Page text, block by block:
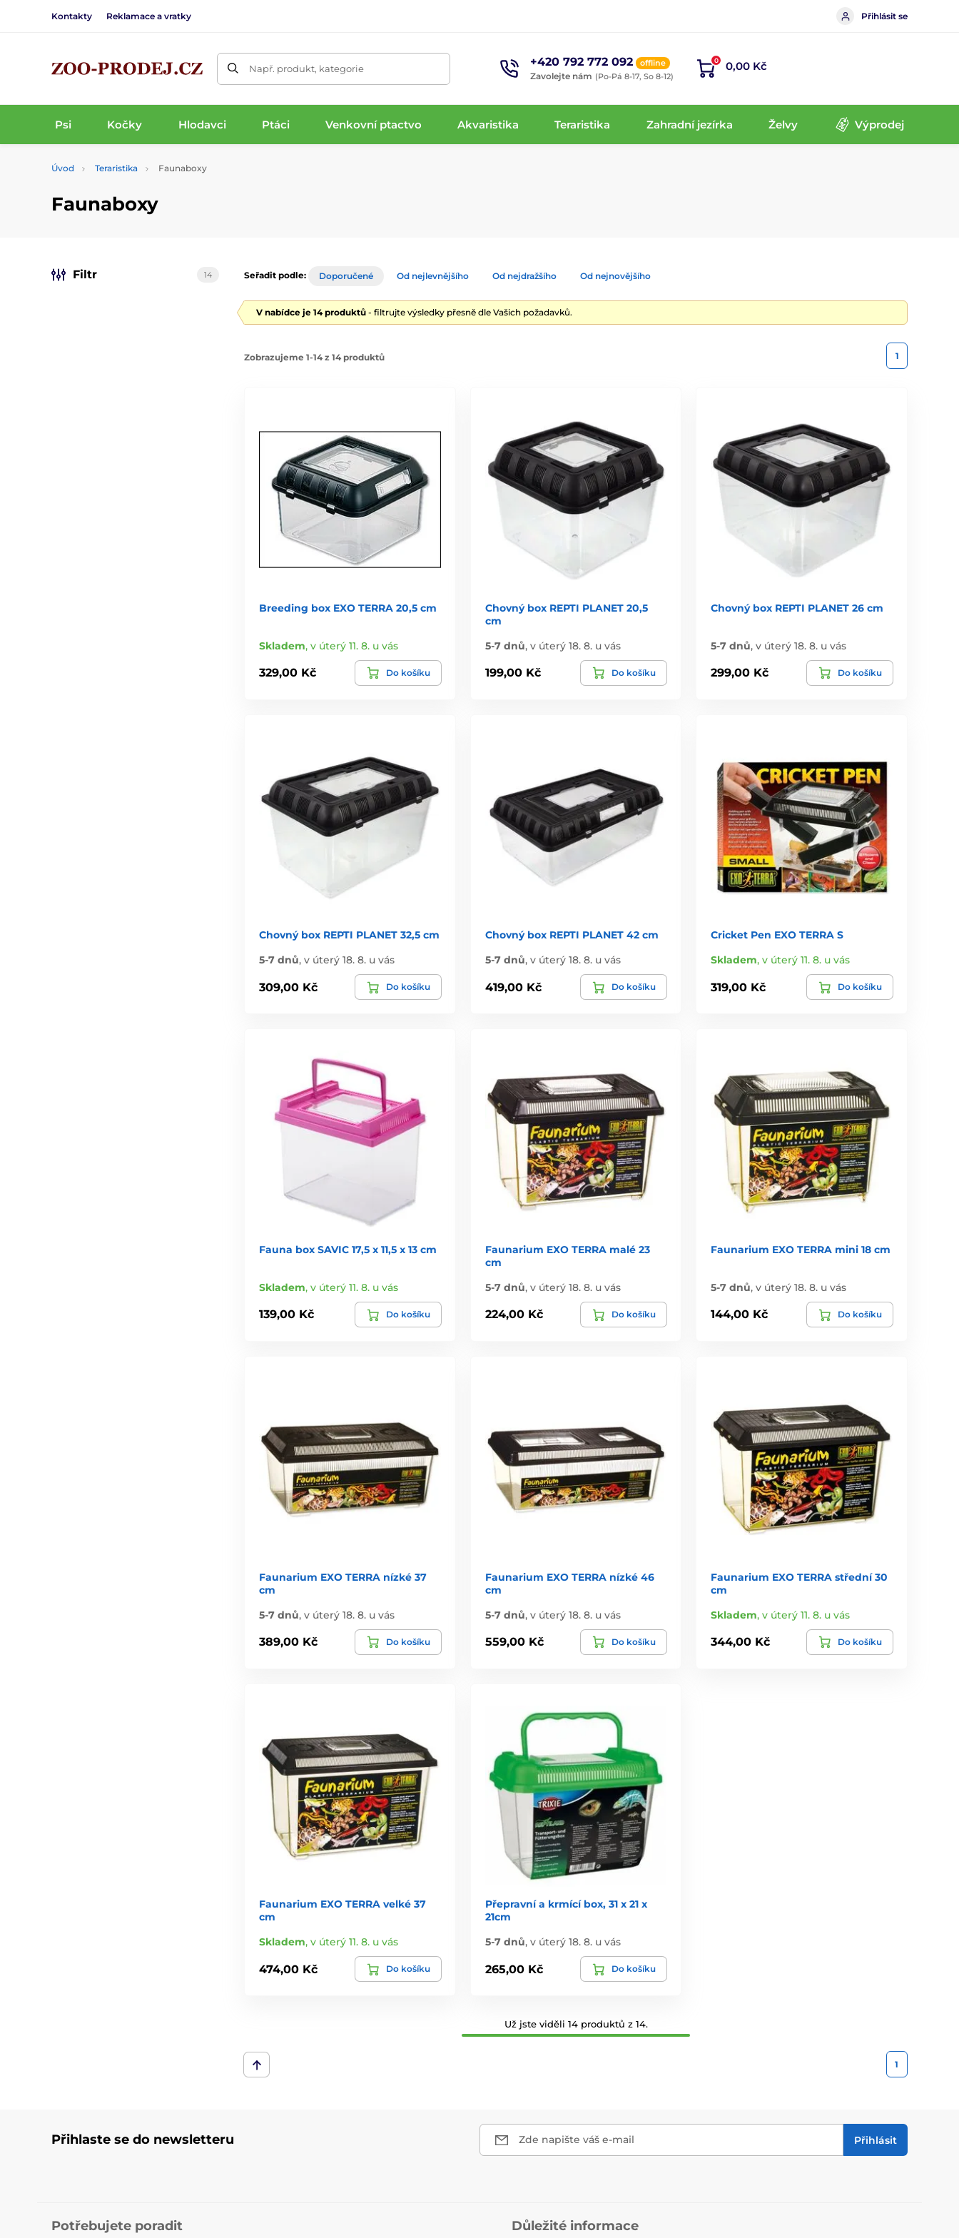
Kontakty Reklamace a vratky Přihlásit se
Např. produkt, kategorie +420 792 772 092 offline
Zavolejte nám (Po-Pá 8-17, So 8-12)
0 0,00 Kč
Psi Kočky Hlodavci Ptáci Venkovní ptactvo Akvaristika Teraristika Zahradní jezírka Želvy Výprodej
Úvod Teraristika Faunaboxy
Faunaboxy
Filtr 14 Seřadit podle: Doporučené Od nejlevnějšího Od nejdražšího Od nejnovějšího
V nabídce je 14 produktů - filtrujte výsledky přesně dle Vašich požadavků.
Zobrazujeme 1-14 z 14 produktů 1
Breeding box EXO TERRA 20,5 cm
Skladem, v úterý 11. 8. u vás
329,00 Kč Do košíku
Chovný box REPTI PLANET 20,5
cm
5-7 dnů, v úterý 18. 8. u vás
199,00 Kč Do košíku
Chovný box REPTI PLANET 26 cm
5-7 dnů,v úterý 18. 8. u vás
299,00 Kč Do košíku
Chovný box REPTI PLANET 32,5 cm
5-7 dnů, v úterý 18. 8. u vás
309,00 Kč Do košíku
Chovný box REPTI PLANET 42 cm
5-7 dnů, v úterý 18. 8. u vás
419,00 Kč Do košíku
Cricket Pen EXO TERRA S
Skladem,v úterý 11. 8. u vás
319,00 Kč Do košíku
Fauna box SAVIC 17,5 x 11,5 x 13 cm
Skladem, v úterý 11. 8. u vás
139,00 Kč Do košíku
Faunarium EXO TERRA malé 23
cm
5-7 dnů, v úterý 18. 8. u vás
224,00 Kč Do košíku
Faunarium EXO TERRA mini 18 cm
5-7 dnů,v úterý 18. 8. u vás
144,00 Kč Do košíku
Faunarium EXO TERRA nízké 37
cm
5-7 dnů, v úterý 18. 8. u vás
389,00 Kč Do košíku
Faunarium EXO TERRA nízké 46
cm
5-7 dnů, v úterý 18. 8. u vás
559,00 Kč Do košíku
Faunarium EXO TERRA střední 30
cm
Skladem,v úterý 11. 8. u vás
344,00 Kč Do košíku
Faunarium EXO TERRA velké 37
cm
Skladem, v úterý 11. 8. u vás
474,00 Kč Do košíku
Přepravní a krmící box, 31 x 21 x
21cm
5-7 dnů, v úterý 18. 8. u vás
265,00 Kč Do košíku
Už jste viděli 14 produktů z 14.
1
Přihlaste se do newsletteru Zde napište váš e-mail Přihlásit
Potřebujete poradit Důležité informace